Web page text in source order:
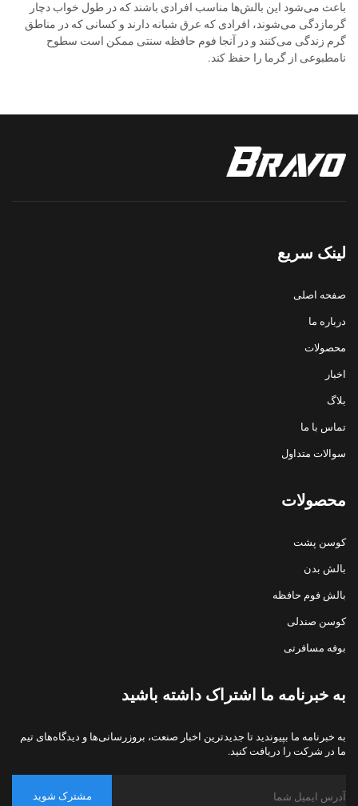
باعث می‌شود این بالش‌ها مناسب افرادی باشند که در طول خواب دچار
گرمازدگی می‌شوند، افرادی که عرق شبانه دارند و کسانی که در مناطق
گرم زندگی می‌کنند و در آنجا فوم حافظه سنتی ممکن است سطوح
نامطبوعی از گرما را حفظ کند.
لینک سریع
صفحه اصلی
درباره ما
محصولات
اخبار
بلاگ
تماس با ما
سوالات متداول
محصولات
کوسن پشت
بالش بدن
بالش فوم حافظه
کوسن صندلی
بوفه مسافرتی
به خبرنامه ما اشتراک داشته باشید
به خبرنامه ما بپیوندید تا جدیدترین اخبار صنعت، بروزرسانی‌ها و دیدگاه‌های تیم
ما در شرکت را دریافت کنید.
مشترک شوید